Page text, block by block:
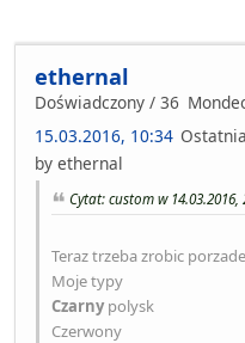
ethernal
Doświadczony / 36
15.03.2016, 10:34
by ethernal
Cytat: custom w 14.03.2016,
Teraz trzeba zrobic
Moje typy
Czarnypolysk
Czerwony